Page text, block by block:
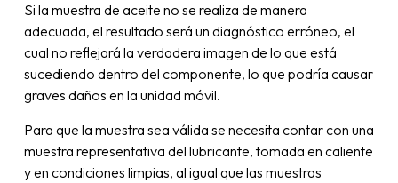
Si la muestra de aceite no se realiza de manera
adecuada, el resultado será un diagnóstico erróneo, el
cual no reflejará la verdadera imagen de lo que está
sucediendo dentro del componente, lo que podría causar
graves daños en la unidad móvil.
Para que la muestra sea válida se necesita contar con una
muestra representativa del lubricante, tomada en caliente
y en condiciones limpias, al igual que las muestras